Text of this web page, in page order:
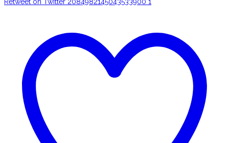
Retweet on Twitter 2084982145043533900 1